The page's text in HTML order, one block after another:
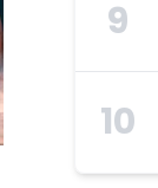
9
10